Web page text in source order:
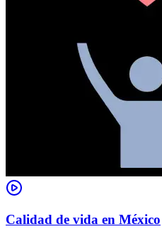
Calidad de vida en México